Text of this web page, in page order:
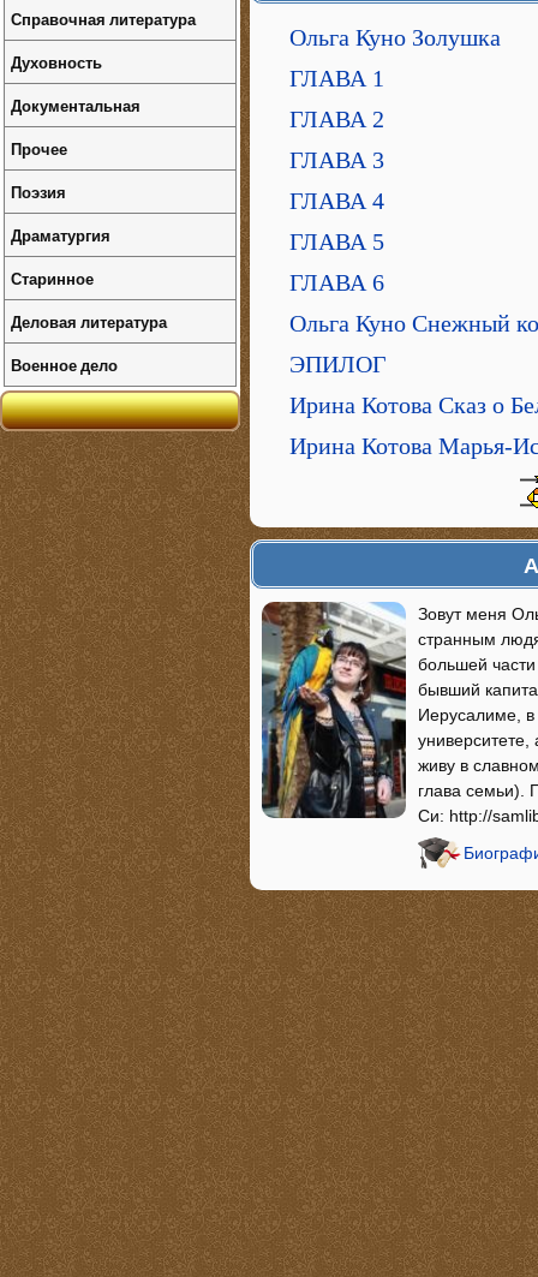
Ольга Куно Золушка
ГЛАВА 1
ГЛАВА 2
ГЛАВА 3
ГЛАВА 4
ГЛАВА 5
ГЛАВА 6
Ольга Куно Снежный
ЭПИЛОГ
Ирина Котова Сказ о
Ирина Котова Марья-
Зовут меня
странным
большей
бывший
Иерусалиме,
живу в
глава семьи).
Си: http://
Справочная литература
Духовность
Документальная
Прочее
Поэзия
Драматургия
Старинное
Деловая литература
Военное дело